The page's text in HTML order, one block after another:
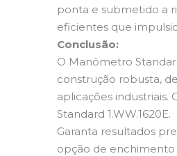
ponta e submetido a
eficientes que
Conclusão:
O Manômetro
construção robusta,
aplicações
Standard 1.WW.1620E.
Garanta resultados
opção de enchimento